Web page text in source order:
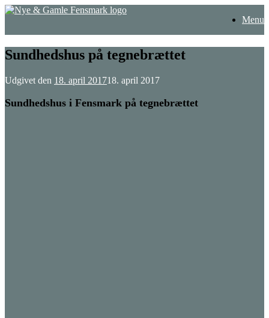
Gå
Menu
Sundhedshus på tegnebrættet
Udgivet den 18. april 201718. april 2017
Sundhedshus i Fensmark på tegnebrættet